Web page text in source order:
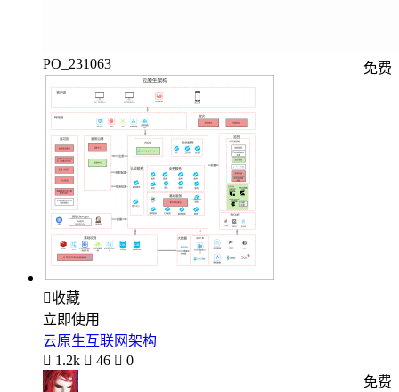
PO_231063 免费
收藏
立即使用
云原生互联网架构
 1.2k  46  0
免费